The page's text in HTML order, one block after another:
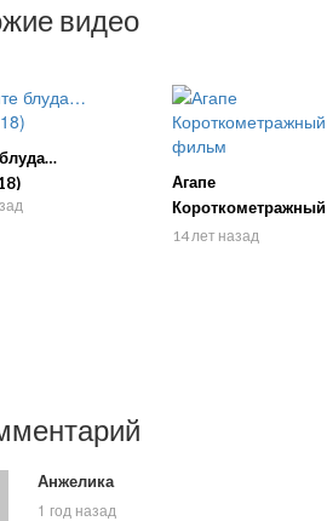
видео
Агапе
Короткометражный
фильм
14 лет назад
Анжелика
1 год назад